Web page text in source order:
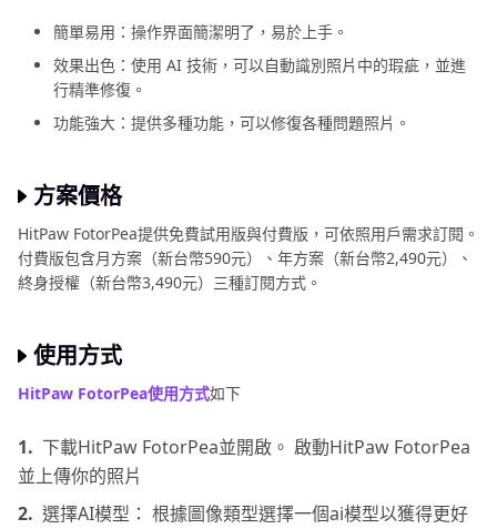
簡單易用：操作界面簡潔明了，易於上手。
效果出色：使用 AI 技術，可以自動識別照片中的瑕疵，並進
行精準修復。
功能強大：提供多種功能，可以修復各種問題照片。
方案價格
HitPaw FotorPea提供免費試用版與付費版，可依照用戶需求訂閱。
付費版包含月方案（新台幣590元）、年方案（新台幣2,490元）、
終身授權（新台幣3,490元）三種訂閱方式。
使用方式
HitPaw FotorPea使用方式如下
1. 下載HitPaw FotorPea並開啟。 啟動HitPaw FotorPea
並上傳你的照片
2. 選擇AI模型： 根據圖像類型選擇一個ai模型以獲得更好